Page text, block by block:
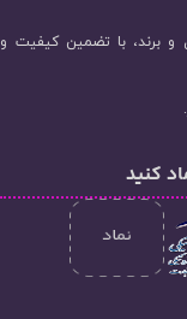
و برند، با تضمین کیفیت و
کنید